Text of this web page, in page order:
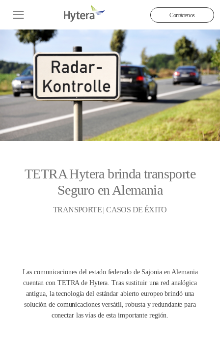
Contáctenos
TETRA Hytera brinda transporte
Seguro en Alemania
TRANSPORTE | CASOS DE ÉXITO
Las comunicaciones del estado federado de Sajonia en Alemania
cuentan con TETRA de Hytera. Tras sustituir una red analógica
antigua, la tecnología del estándar abierto europeo brindó una
solución de comunicaciones versátil, robusta y redundante para
conectar las vías de esta importante región.